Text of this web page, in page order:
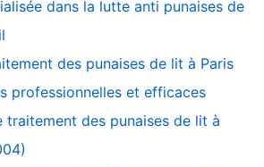
dans la lutte anti punaises de
des punaises de lit à Paris
professionnelles et efficaces
traitement des punaises de lit à